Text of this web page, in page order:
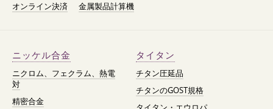
オンライン決済
金属製品計算機
ニッケル合金
ニクロム、フェクラム、熱電
対
精密合金
タイタン
チタン圧延品
チタンのGOST規格